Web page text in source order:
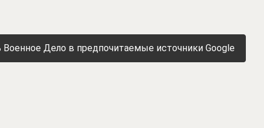
Дело в предпочитаемые источники Google